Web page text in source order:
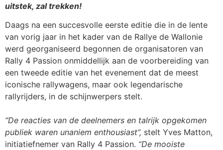
uitstek, zal trekken!
Daags na een succesvolle eerste editie die in de lente
van vorig jaar in het kader van de Rallye de Wallonie
werd georganiseerd begonnen de organisatoren van
Rally 4 Passion onmiddellijk aan de voorbereiding van
een tweede editie van het evenement dat de meest
iconische rallywagens, maar ook legendarische
rallyrijders, in de schijnwerpers stelt.
“De reacties van de deelnemers en talrijk opgekomen
publiek waren unaniem enthousiast”, stelt Yves Matton,
initiatiefnemer van Rally 4 Passion. “De mooiste